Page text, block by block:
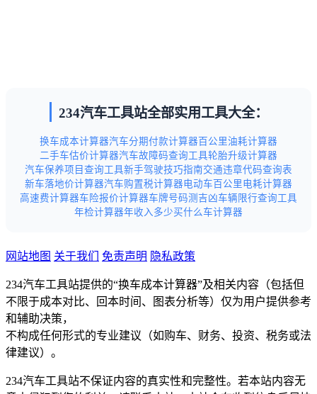
234汽车工具站全部实用工具大全：
换车成本计算器汽车分期付款计算器百公里油耗计算器
二手车估价计算器汽车故障码查询工具轮胎升级计算器
汽车保养项目查询工具新手驾驶技巧指南交通违章代码查询表
新车落地价计算器汽车购置税计算器电动车百公里电耗计算器
高速费计算器车险报价计算器车牌号码测吉凶车辆限行查询工具
年检计算器年收入多少买什么车计算器
网站地图 关于我们 免责声明 隐私政策
234汽车工具站提供的“换车成本计算器”及相关内容（包括但
不限于成本对比、回本时间、图表分析等）仅为用户提供参考
和辅助决策，
不构成任何形式的专业建议（如购车、财务、投资、税务或法
律建议）。
234汽车工具站不保证内容的真实性和完整性。若本站内容无